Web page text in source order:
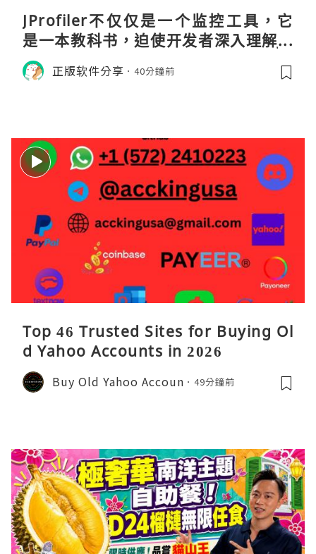
JProfiler不仅仅是一个监控工具，它
是一本教科书，迫使开发者深入理解JV
M的内存模型、垃圾回收机制和并发原
理。通过直观的可视化数据，它将抽象
正版软件分享 40分鐘前
Top 46 Trusted Sites for Buying Ol
d Yahoo Accounts in 2026
Buy Old Yahoo Accoun 49分鐘前